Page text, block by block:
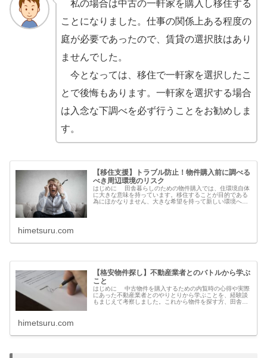
私の場合は中古の一軒家を購入し移住する
ことになりました。仕事の関係上ある程度の
庭が必要であったので、賃貸の選択肢はあり
ませんでした。
今となっては、移住で一軒家を選択したこ
とで後悔もあります。一軒家を選択する場合
は入念な下調べを必ず行うことをお勧めしま
す。
【移住支援】トラブル防止！物件購入前に調べる
べき周辺環境のリスク
はじめに 田舎暮らしのための物件購入では、住環境自体
に大きな意味を持っています。移住することが目的である
為にほかなりません、大きな希望を持って新しい環境へ移
himetsuru.com
【格安物件探し】不動産業者とのバトルから学ぶ
こと
はじめに 中古物件を購入するための内覧時の心得や実際
にあった不動産業者とのやりとりから学ぶことを、経験談
もまじえて考察しました。これから物件を探す方、田舎暮
himetsuru.com